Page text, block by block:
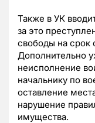
Также в УК
за это
свободы на срок
Дополнительно
неисполнение
начальнику по
оставление
нарушение
имущества.